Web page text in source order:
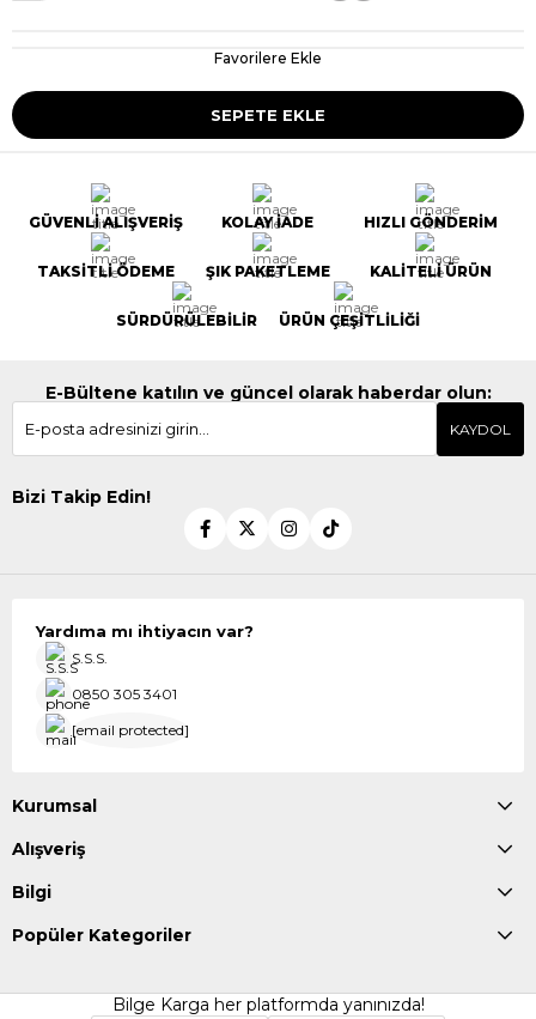
Favorilere Ekle
GÜVENLİ ALIŞVERİŞ KOLAY İADE HIZLI GÖNDERİM
TAKSİTLİ ÖDEME ŞIK PAKETLEME KALİTELİ ÜRÜN
SÜRDÜRÜLEBİLİR ÜRÜN ÇEŞİTLİLİĞİ
E-Bültene katılın ve güncel olarak haberdar olun:
KAYDOL
Bizi Takip Edin!
Yardıma mı ihtiyacın var?
S.S.S.
0850 305 3401
[email protected]
Kurumsal
Alışveriş
Bilgi
Popüler Kategoriler
Bilge Karga her platformda yanınızda!